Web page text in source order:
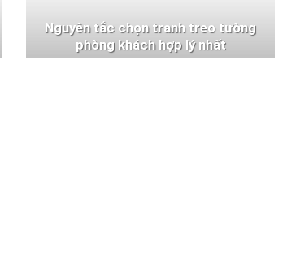
Nguyên tắc chọn tranh treo tường
phòng khách hợp lý nhất